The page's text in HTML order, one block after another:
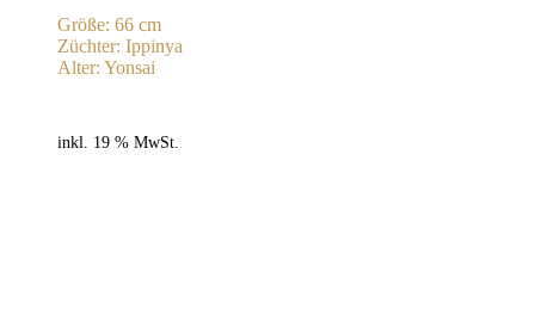
Größe: 66 cm
Züchter: Ippinya
Alter: Yonsai
inkl. 19 % MwSt.